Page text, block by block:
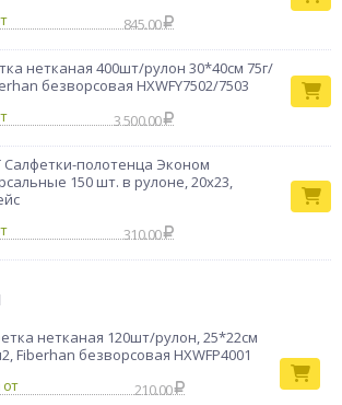
845.00
нетканая 400шт/рулон 30*40см 75г/
безворсовая HXWFY7502/7503
3 500.00
полотенца Эконом
150 шт. в рулоне, 20x23,
310.00
нетканая 120шт/рулон, 25*22см
Fiberhan безворсовая HXWFP4001
210.00